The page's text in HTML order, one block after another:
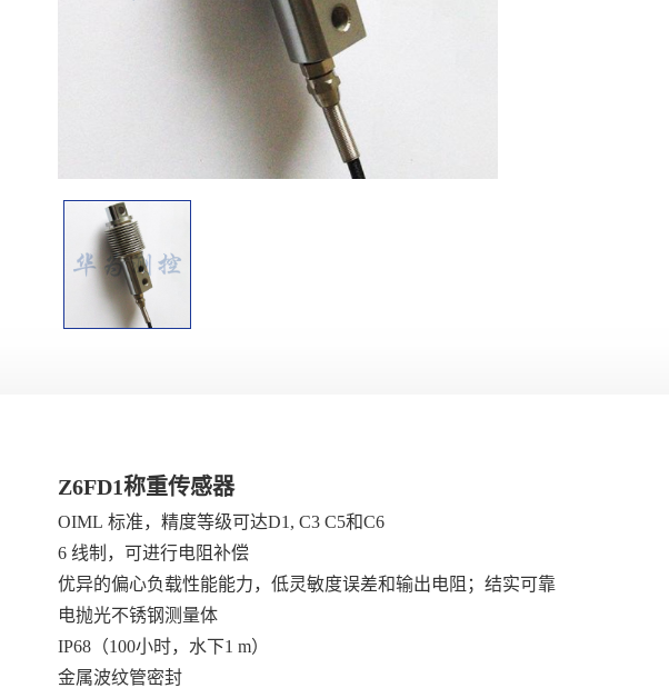
Z6FD1称重传感器
OIML 标准，精度等级可达D1, C3 C5和C6
6 线制，可进行电阻补偿
优异的偏心负载性能能力，低灵敏度误差和输出电阻；结实可靠
电抛光不锈钢测量体
IP68（100小时，水下1 m）
金属波纹管密封